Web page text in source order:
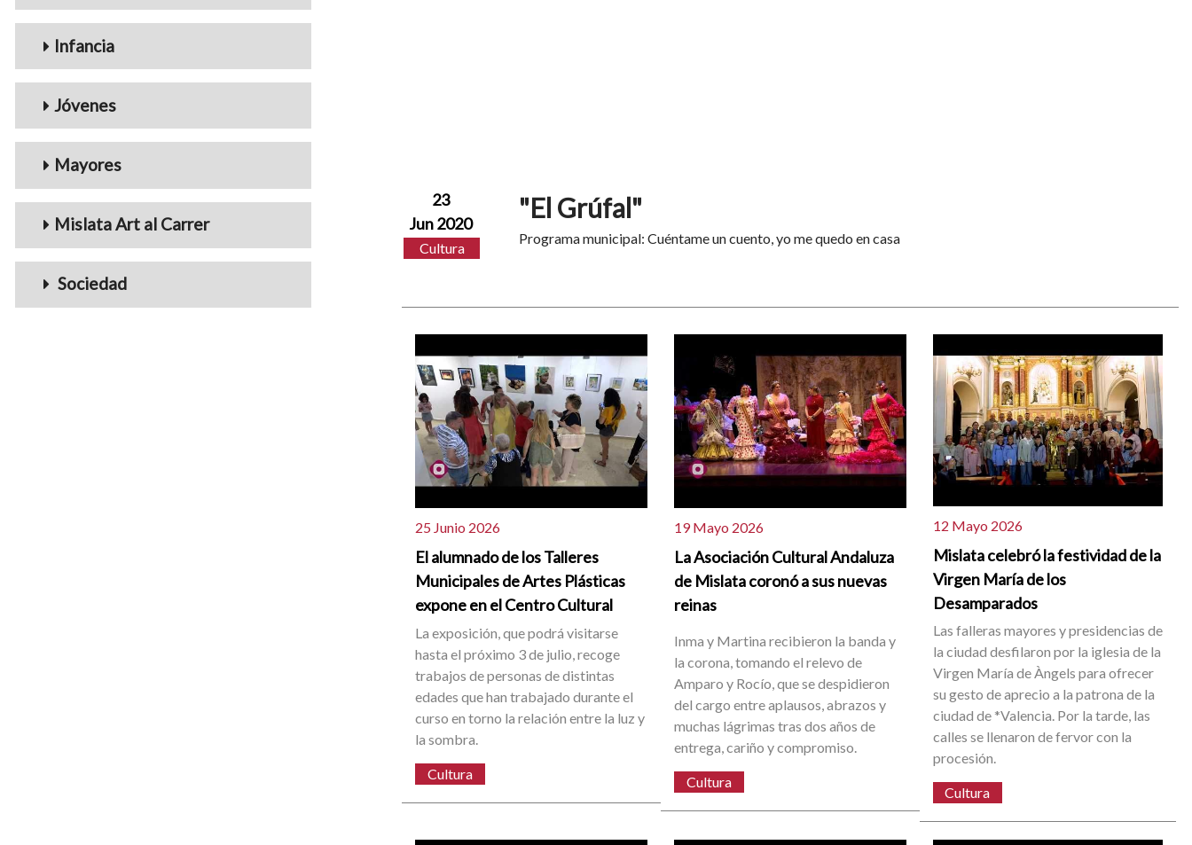
Infancia
Jóvenes
Mayores
Mislata Art al Carrer
Sociedad
23
Jun 2020
Cultura
"El Grúfal"
Programa municipal: Cuéntame un cuento, yo me quedo en casa
25 Junio 2026
El alumnado de los Talleres
Municipales de Artes Plásticas
expone en el Centro Cultural
La exposición, que podrá visitarse
hasta el próximo 3 de julio, recoge
trabajos de personas de distintas
edades que han trabajado durante el
curso en torno la relación entre la luz y
la sombra.
Cultura
19 Mayo 2026
La Asociación Cultural Andaluza
de Mislata coronó a sus nuevas
reinas
Inma y Martina recibieron la banda y
la corona, tomando el relevo de
Amparo y Rocío, que se despidieron
del cargo entre aplausos, abrazos y
muchas lágrimas tras dos años de
entrega, cariño y compromiso.
Cultura
12 Mayo 2026
Mislata celebró la festividad de la
Virgen María de los
Desamparados
Las falleras mayores y presidencias de
la ciudad desfilaron por la iglesia de la
Virgen María de Àngels para ofrecer
su gesto de aprecio a la patrona de la
ciudad de *Valencia. Por la tarde, las
calles se llenaron de fervor con la
procesión.
Cultura